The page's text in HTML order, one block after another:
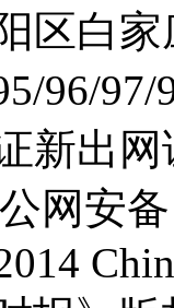
区白
96/
新出
网安